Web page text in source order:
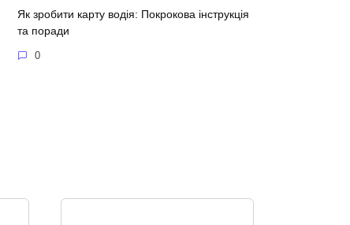
Як зробити карту водія: Покрокова інструкція
та поради
0